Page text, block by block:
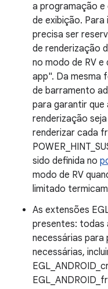
a programação e
de exibição. Para
precisa ser
de renderização
no modo de RV
app". Da mesma
de barramento
para garantir
renderização
renderizar cada
sido definida no
modo de RV
limitado
As extensões
presentes: todas
necessárias
necessárias,